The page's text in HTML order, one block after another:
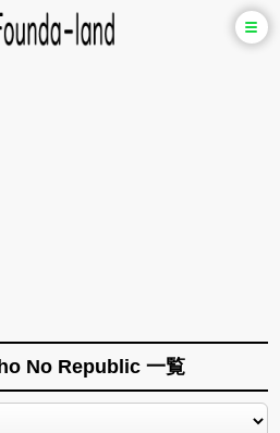
No Republic 一覧